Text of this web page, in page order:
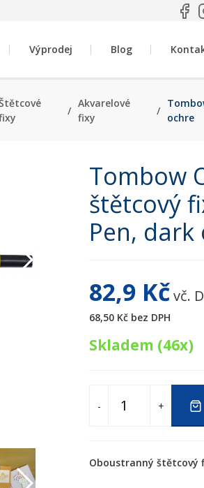
Výprodej Blog
/
Akvarelové
fixy
/
ochre
Tombow
štětcový
Pen, dark
82,9 Kčvč.
68,50 Kč bez DPH
Skladem (46x)
- +
Oboustranný štětcový